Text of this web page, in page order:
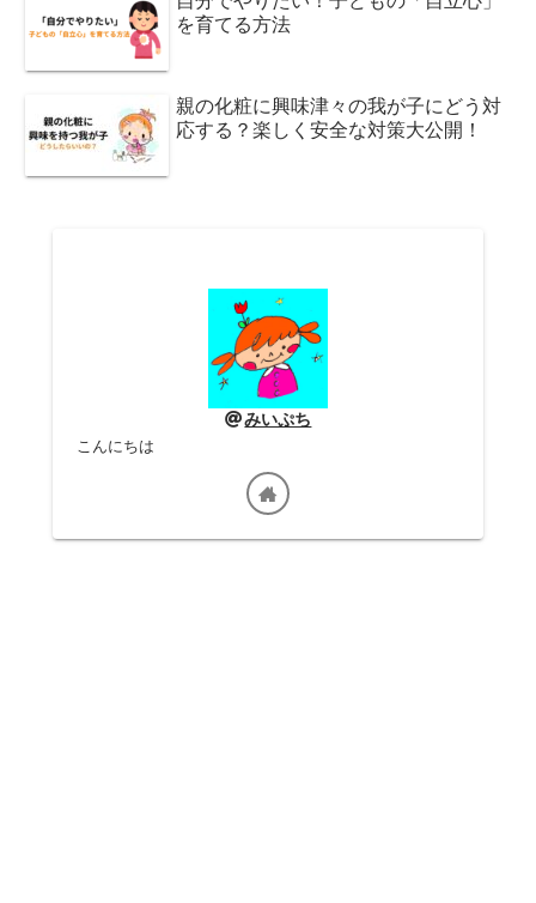
を育てる方法
親の化粧に興味津々の我が子にどう対
応する？楽しく安全な対策大公開！
みいぷち
こんにちは